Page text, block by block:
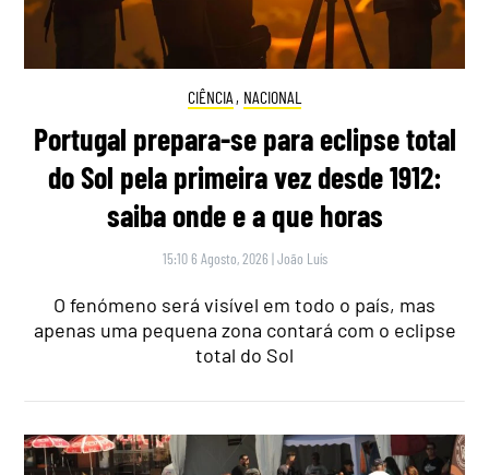
CIÊNCIA , NACIONAL
Portugal prepara-se para eclipse total
do Sol pela primeira vez desde 1912:
saiba onde e a que horas
15:10 6 Agosto, 2026 |João Luís
O fenómeno será visível em todo o país, mas
apenas uma pequena zona contará com o eclipse
total do Sol